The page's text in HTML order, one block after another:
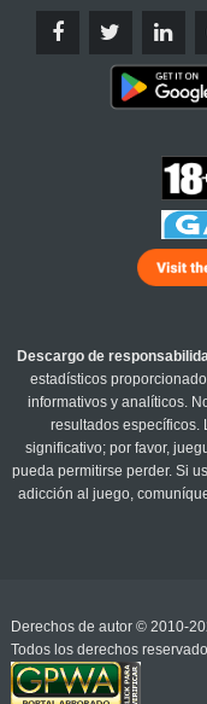
Descargo de
estadísticos
informativos y analíticos.
resultados específicos.
significativo; por favor,
pueda permitirse perder. Si
adicción al juego,
Derechos de autor © 2010-
Todos los derechos